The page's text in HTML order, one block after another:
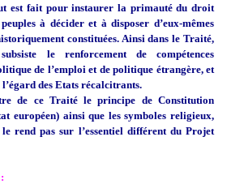
est fait pour instaurer la primauté du droit
à décider et à disposer d’eux-mêmes
constituées. Ainsi dans le Traité,
le renforcement de compétences
de l’emploi et de politique étrangère, et
des Etats récalcitrants.
de ce Traité le principe de Constitution
européen) ainsi que les symboles religieux,
rend pas sur l’essentiel différent du Projet